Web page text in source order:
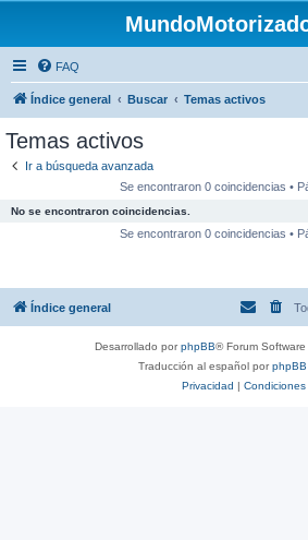
FAQ
Índice general Buscar Temas activos
Temas activos
Ir a búsqueda avanzada
Se encontraron 0 coincidencias •
No se encontraron coincidencias.
Se encontraron 0 coincidencias •
Índice general
Desarrollado porphpBB® Forum
Traducción al español por
Privacidad | Condiciones